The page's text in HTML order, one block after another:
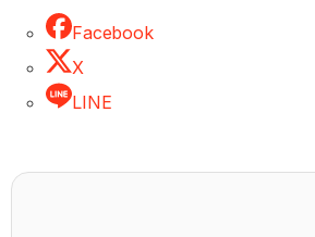
Facebook
X
LINE